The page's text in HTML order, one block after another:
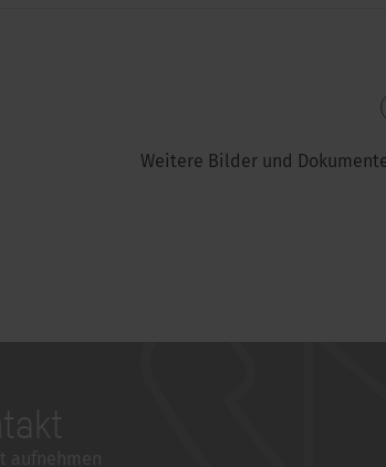
Weitere Bilder und